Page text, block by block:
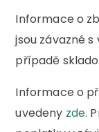
Informace o
jsou závazné
případě
Informace o
uvedeny zde.